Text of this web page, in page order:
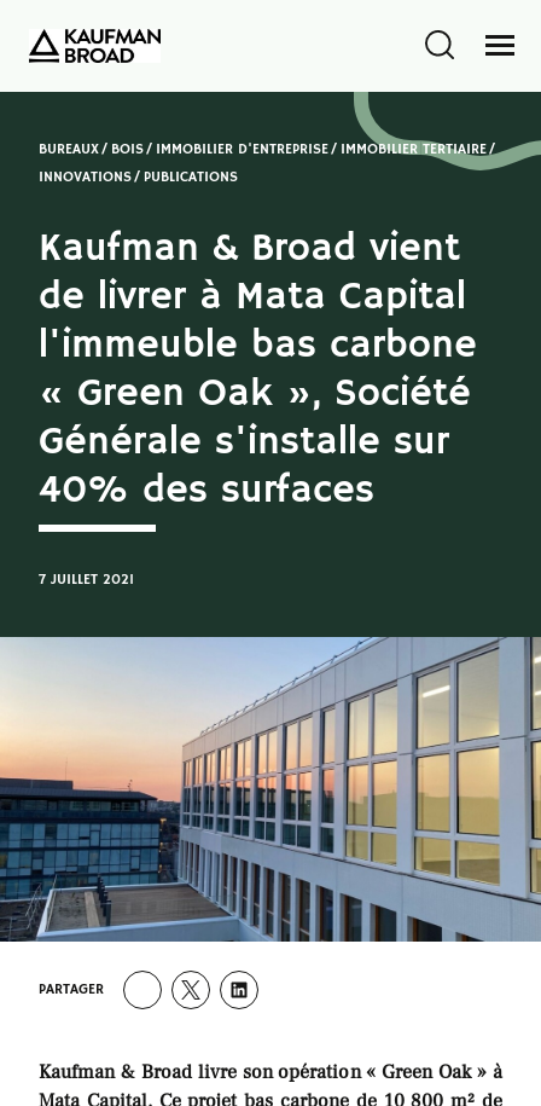
BUREAUX BOIS IMMOBILIER D'ENTREPRISE
IMMOBILIER TERTIAIRE
INNOVATIONS
PUBLICATIONS
Kaufman & Broad vient
de livrer à Mata Capital
l'immeuble bas carbone
« Green Oak », Société
Générale s'installe sur
40% des surfaces
7 JUILLET 2021
PARTAGER
Kaufman & Broad livre son opération « Green Oak » à
Mata Capital. Ce projet bas carbone de 10 800 m² de